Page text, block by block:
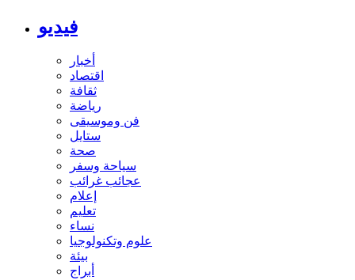
فيديو
أخبار
اقتصاد
ثقافة
رياضة
فن وموسيقى
ستايل
صحة
سياحة وسفر
عجائب غرائب
إعلام
تعليم
نساء
علوم وتكنولوجيا
بيئة
أبراج